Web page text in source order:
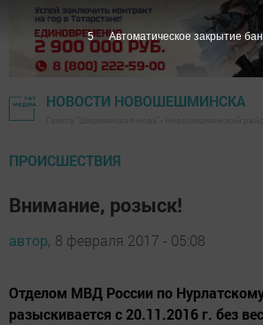
НОВОСТИ НОВОШЕШМИНСКА
ПРОИСШЕСТВИЯ
Внимание, розыск!
автор, 8 февраля 2017 - 05:08
Отделом МВД России по
разыскивается с 20.11.2016 г. без
4 Автоматическое закрытие